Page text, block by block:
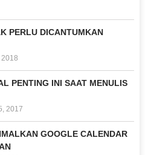
PERLU DICANTUMKAN
PENTING INI SAAT MENULIS
2017
GOOGLE CALENDAR